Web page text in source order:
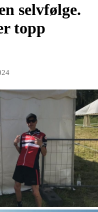
selvfølge.
topp